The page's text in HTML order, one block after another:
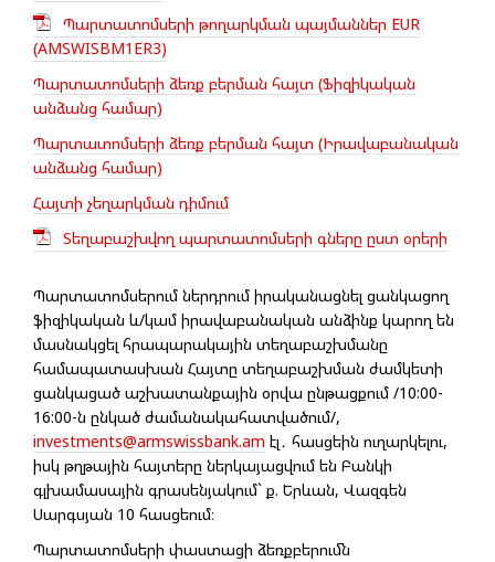
Պարտատոմսերի թողարկման պայմաններ EUR
(AMSWISBM1ER3)
Պարտատոմսերի ձեռք բերման հայտ (Ֆիզիկական
անձանց համար)
Պարտատոմսերի ձեռք բերման հայտ (Իրավաբանական
անձանց համար)
Հայտի չեղարկման դիմում
Տեղաբաշխվող պարտատոմսերի գները ըստ օրերի
Պարտատոմսերում ներդրում իրականացնել ցանկացող
ֆիզիկական և/կամ իրավաբանական անձինք կարող են
մասնակցել հրապարակային տեղաբաշխմանը
համապատասխան Հայտը տեղաբաշխման ժամկետի
ցանկացած աշխատանքային օրվա ընթացքում /10:00-
16:00-ն ընկած ժամանակահատվածում/,
investments@armswissbank.am էլ․ հասցեին ուղարկելու,
իսկ թղթային հայտերը ներկայացվում են Բանկի
գլխամասային գրասենյակում` ք. Երևան, Վազգեն
Սարգսյան 10 հասցեում։
Պարտատոմսերի փաստացի ձեռքբերումն